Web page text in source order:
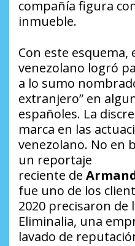
compañía figura
inmueble.
Con este esquema,
venezolano logró
a lo sumo
extranjero” en
españoles. La
marca en las
venezolano. No en
un reportaje
reciente de
fue uno de los
2020 precisaron de
Eliminalia, una
lavado de